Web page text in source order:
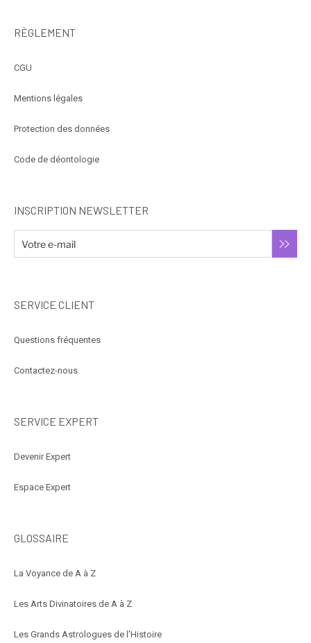
RÈGLEMENT
CGU
Mentions légales
Protection des données
Code de déontologie
INSCRIPTION NEWSLETTER
SERVICE CLIENT
Questions fréquentes
Contactez-nous
SERVICE EXPERT
Devenir Expert
Espace Expert
GLOSSAIRE
La Voyance de A à Z
Les Arts Divinatoires de A à Z
Les Grands Astrologues de l’Histoire